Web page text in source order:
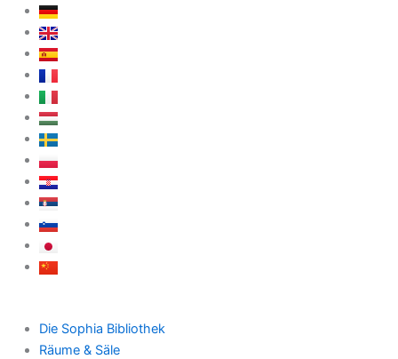
Zum
Inhalt
springen
Die Sophia Bibliothek
Räume & Säle